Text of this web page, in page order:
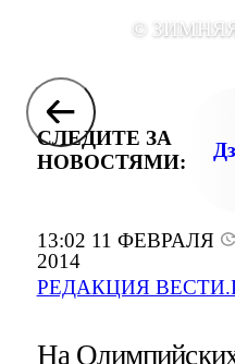
13:02 11 ФЕВРАЛЯ
2014
РЕДАКЦИЯ
©
СЛЕДИТЕ ЗА
НОВОСТЯМИ:
На